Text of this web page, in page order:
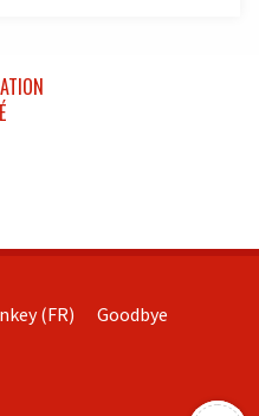
(FR) Goodbye